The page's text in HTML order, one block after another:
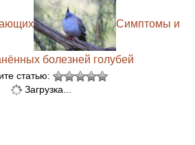
Симптомы и
болезней голубей
статью:
Загрузка...